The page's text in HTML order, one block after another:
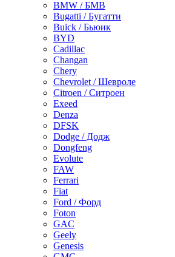
BMW / БМВ
Bugatti / Бугатти
Buick / Бьюик
BYD
Cadillac
Changan
Chery
Chevrolet / Шевроле
Citroen / Ситроен
Exeed
Denza
DFSK
Dodge / Додж
Dongfeng
Evolute
FAW
Ferrari
Fiat
Ford / Форд
Foton
GAC
Geely
Genesis